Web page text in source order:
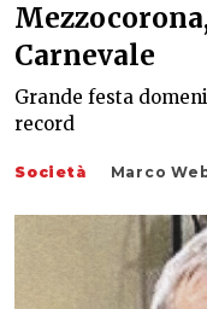
Carnevale
Grande festa
record
Società Marco